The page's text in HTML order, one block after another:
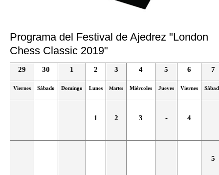
Programa del Festival de Ajedrez "London
Chess Classic 2019"
29 30 1 2 3 4 5 6 7
Viernes Sábado Domingo Lunes Martes Miércoles Jueves Viernes
1 2 3 - 4
5